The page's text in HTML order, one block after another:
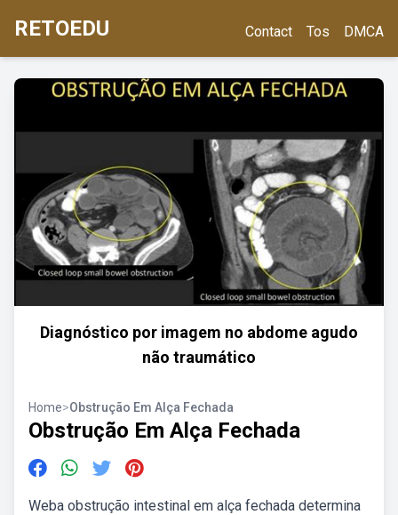
RETOEDU Contact Tos DMCA
Diagnóstico por imagem no abdome agudo
não traumático
Home>Obstrução Em Alça Fechada
Obstrução Em Alça Fechada
Weba obstrução intestinal em alça fechada determina